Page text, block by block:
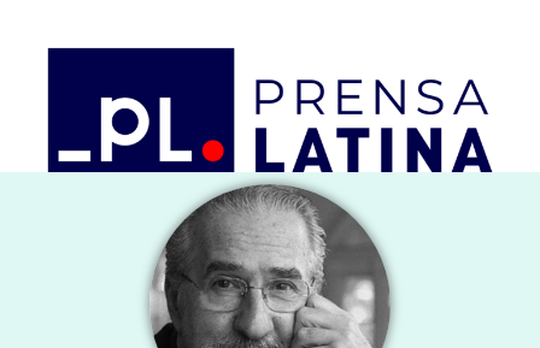
Firmas selectas
Artículos de Opinión, comentarios y análisis
sábado 8 de agosto de 2026